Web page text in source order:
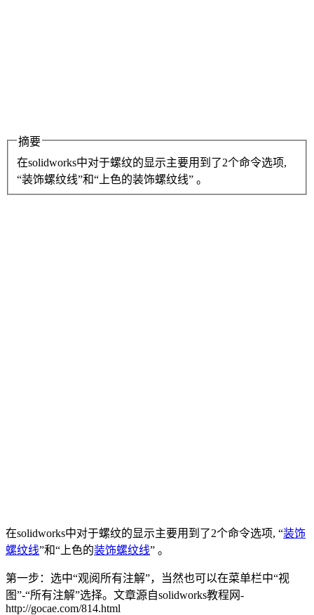
摘要
在solidworks中对于螺纹的显示主要用到了2个命令选项,
“装饰螺纹线”和“上色的装饰螺纹线” 。
在solidworks中对于螺纹的显示主要用到了2个命令选项, “装饰
螺纹线”和“上色的装饰螺纹线” 。
第一步：选中“观阅所有注解”，当然也可以在菜单栏中“视
图”-“所有注解”选择。 文章源自solidworks教程网-
http://gocae.com/814.html